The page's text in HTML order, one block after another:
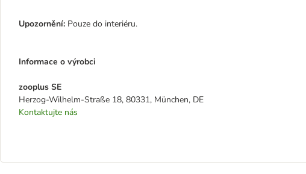
Upozornění: Pouze do interiéru.
Informace o výrobci
zooplus SE
Herzog-Wilhelm-Straße 18, 80331, München, DE
Kontaktujte nás